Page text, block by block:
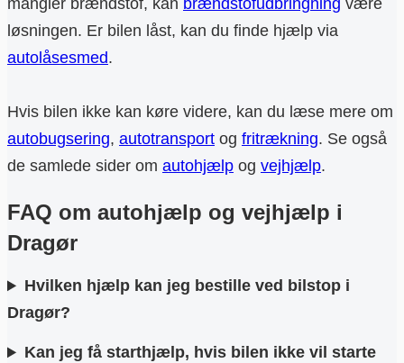
mangler brændstof, kan brændstofudbringning være
løsningen. Er bilen låst, kan du finde hjælp via
autolåsesmed.
Hvis bilen ikke kan køre videre, kan du læse mere om
autobugsering, autotransport og fritrækning. Se også
de samlede sider om autohjælp og vejhjælp.
FAQ om autohjælp og vejhjælp i
Dragør
Hvilken hjælp kan jeg bestille ved bilstop i
Dragør?
Kan jeg få starthjælp, hvis bilen ikke vil starte